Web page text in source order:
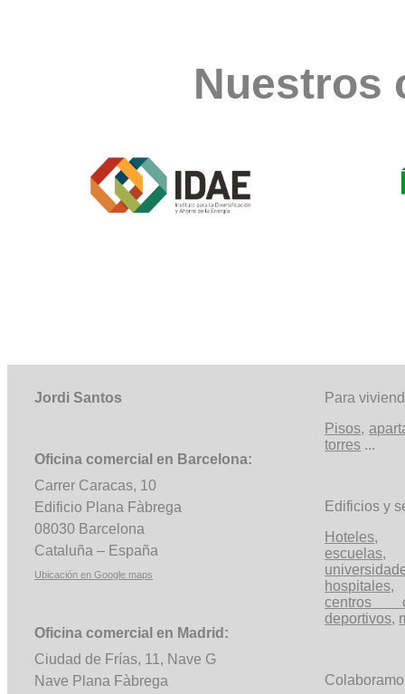
Nuestros
Jordi Santos
Oficina comercial en Barcelona:
Carrer Caracas, 10
Edificio Plana Fàbrega
08030 Barcelona
Cataluña – España
Ubicación en Google maps
Oficina comercial en Madrid:
Ciudad de Frías, 11, Nave G
Nave Plana Fàbrega
Para
Pisos,
torres ...
Edificios y
Hoteles
escuelas
hospitales,
centros
deportivos,